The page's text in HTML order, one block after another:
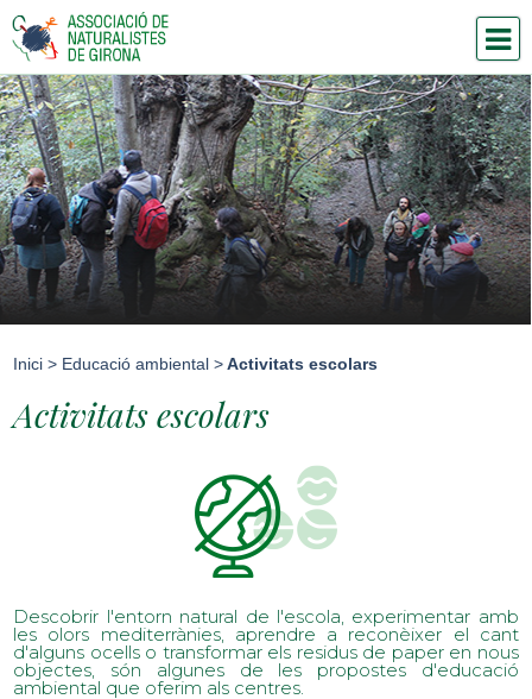
Inici > Educació ambiental >Activitats escolars
Activitats escolars
Descobrir l'entorn natural de l'escola, experimentar amb
les olors mediterrànies, aprendre a reconèixer el cant
d'alguns ocells o transformar els residus de paper en nous
objectes, són algunes de les propostes d'educació
ambiental que oferim als centres.